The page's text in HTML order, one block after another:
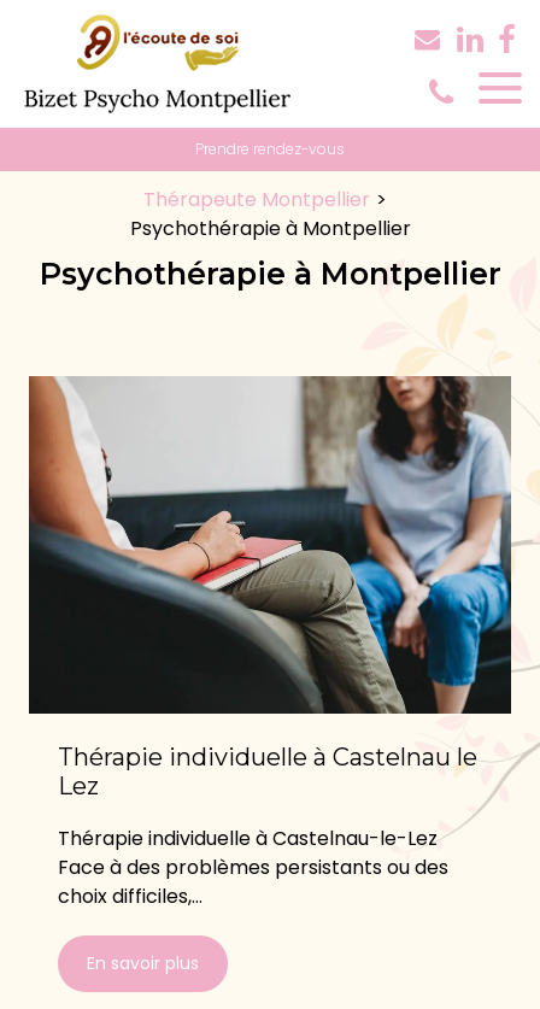
Prendre rendez-vous
Thérapeute Montpellier
Psychothérapie à Montpellier
Psychothérapie à Montpellier
Thérapie individuelle à Castelnau le
Lez
Thérapie individuelle à Castelnau-le-Lez
Face à des problèmes persistants ou des
choix difficiles,...
En savoir plus
Panneau de gestion des cookies